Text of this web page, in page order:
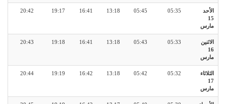
الأحد
15
مارس
05:35
05:45
13:18
16:41
19:17
20:42
الاثنين
16
مارس
05:33
05:43
13:18
16:41
19:18
20:43
الثلاثاء
17
مارس
05:32
05:42
13:18
16:42
19:19
20:44